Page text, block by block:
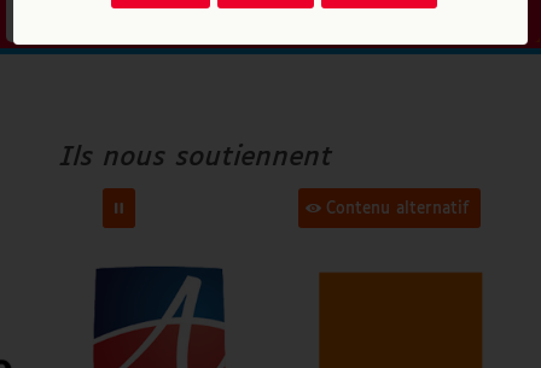
Ils nous soutiennent
Ville d’Angers
Fondation Air Liquide
Contenu alternatif